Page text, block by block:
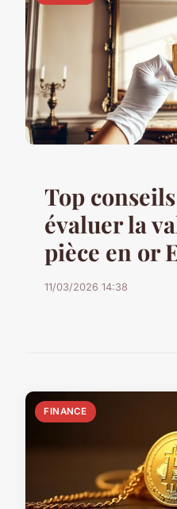
Top
évaluer la
pièce en or
11/03/2026 14:38
FINANCE